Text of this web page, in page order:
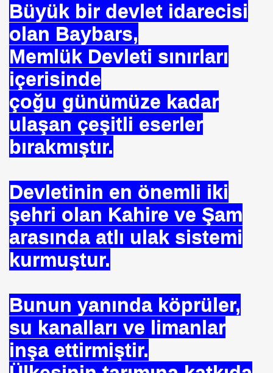
Büyük bir devlet idarecisi
olan Baybars,
Memlük Devleti sınırları
içerisinde
çoğu günümüze kadar
ulaşan çeşitli eserler
bırakmıştır.
Devletinin en önemli iki
şehri olan Kahire ve Şam
arasında atlı ulak sistemi
kurmuştur.
Bunun yanında köprüler,
su kanalları ve limanlar
inşa ettirmiştir.
Mücadele Derneği